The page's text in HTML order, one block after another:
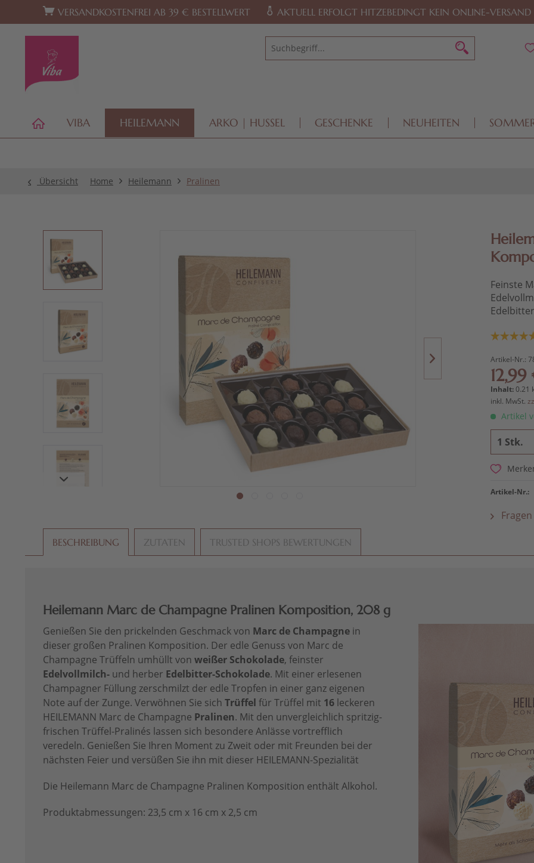
Zur Hauptnavigation springen Zum Footer springen
VERSANDKOSTENFREI AB 39 € BESTELLWERT AKTUELL ERFOLGT HITZEBEDINGT KEIN ONLINE-VERSAND
VIBA HEILEMANN ARKO | HUSSEL GESCHENKE NEUHEITEN
Übersicht Home Heilemann Pralinen
Feinste
Artikel-Nr.:
Inhalt:0.21
inkl. MwSt.
Artikel
Artikel-Nr.:
BESCHREIBUNG ZUTATEN TRUSTED SHOPS BEWERTUNGEN
Heilemann Marc de Champagne Pralinen Komposition, 208 g
Genießen Sie den prickelnden Geschmack von Marc de Champagne in
dieser großen Pralinen Komposition. Der edle Genuss von Marc de
Champagne Trüffeln umhüllt von weißer Schokolade, feinster
Edelvollmilch- und herber Edelbitter-Schokolade. Mit einer erlesenen
Champagner Füllung zerschmilzt der edle Tropfen in einer ganz eigenen
Note auf der Zunge. Verwöhnen Sie sich Trüffel für Trüffel mit 16 leckeren
HEILEMANN Marc de Champagne Pralinen. Mit den unvergleichlich spritzig-
frischen Trüffel-Pralinés lassen sich besondere Anlässe vortrefflich
veredeln. Genießen Sie Ihren Moment zu Zweit oder mit Freunden bei der
nächsten Feier und versüßen Sie ihn mit dieser HEILEMANN-Spezialität
Die Heilemann Marc de Champagne Pralinen Komposition enthält Alkohol.
Produktabmessungen: 23,5 cm x 16 cm x 2,5 cm